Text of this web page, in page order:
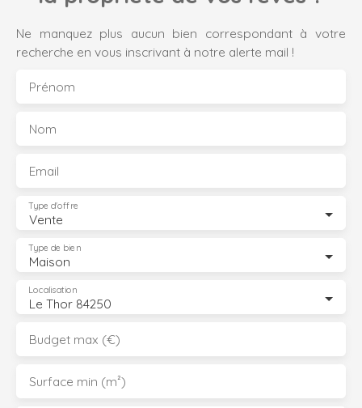
Ne manquez plus aucun bien correspondant à votre
recherche en vous inscrivant à notre alerte mail !
Prénom
Nom
Email
Vente
Type d'offre
Maison
Type de bien
Le Thor 84250
Localisation
Budget max (€)
Surface min (m²)